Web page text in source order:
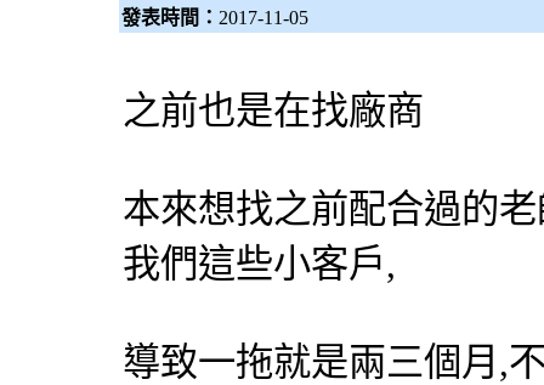
發表時間： 2017-11-05
之前也是在找廠商
本來想找之前配合過的
我們這些小客戶,
導致一拖就是兩三個月,